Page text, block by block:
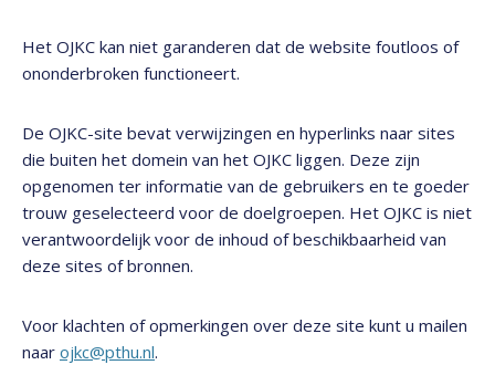
Het OJKC kan niet garanderen dat de website foutloos of
ononderbroken functioneert.
De OJKC-site bevat verwijzingen en hyperlinks naar sites
die buiten het domein van het OJKC liggen. Deze zijn
opgenomen ter informatie van de gebruikers en te goeder
trouw geselecteerd voor de doelgroepen. Het OJKC is niet
verantwoordelijk voor de inhoud of beschikbaarheid van
deze sites of bronnen.
Voor klachten of opmerkingen over deze site kunt u mailen
naar ojkc@pthu.nl.